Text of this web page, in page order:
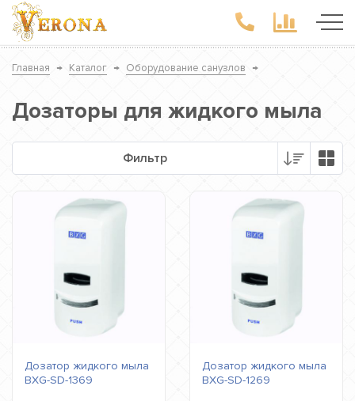
Главная → Каталог → Оборудование санузлов →
Дозаторы для жидкого мыла
Фильтр
Дозатор жидкого мыла
BXG-SD-1369
Дозатор жидкого мыла
BXG-SD-1269